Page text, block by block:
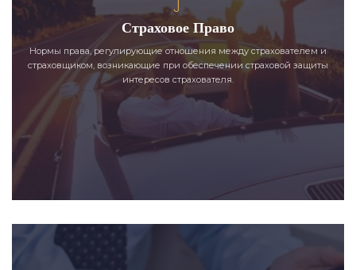
Страховое Право
Нормы права, регулирующие отношения между страхователем и
страховщиком, возникающие при обеспечении страховой защиты
интересов страхователя.